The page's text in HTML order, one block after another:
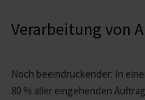
Verarbeitung von
Noch beeindruckender: In
80 % aller eingehenden